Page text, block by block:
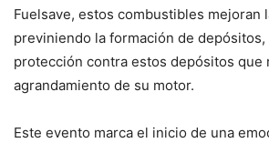
Fuelsave, estos combustibles mejoran
previniendo la formación de
protección contra estos depósitos que
agrandamiento de su motor.
Este evento marca el inicio de una